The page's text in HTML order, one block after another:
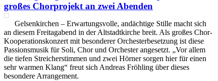
großes Chorprojekt an zwei Abenden
Gelsenkirchen – Erwartungsvolle, andächtige Stille macht sich
an diesem Freitagabend in der Altstadtkirche breit. Als großes Chor-
Kooperationskonzert mit besonderer Orchesterbesetzung ist diese
Passionsmusik für Soli, Chor und Orchester angesetzt. „Vor allem
die tiefen Streicherstimmen und zwei Hörner sorgen hier für einen
sehr warmen Klang“ freut sich Andreas Fröhling über dieses
besondere Arrangement.